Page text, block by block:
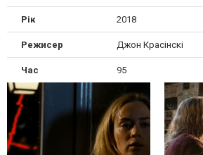
Рік 2018
Режисер Джон Красінскі
Час 95